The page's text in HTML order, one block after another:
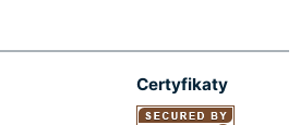
Certyfikaty